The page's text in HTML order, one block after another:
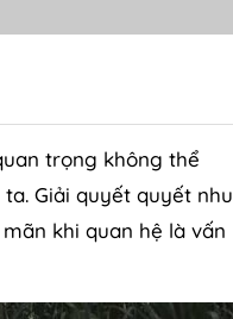
trọng không thể
Giải quyết quyết nhu
khi quan hệ là vấn